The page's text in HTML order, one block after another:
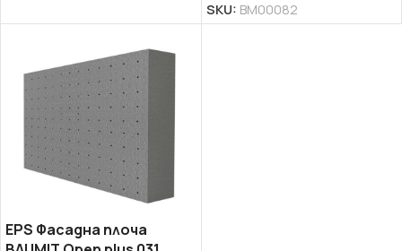
SKU: BM00082
EPS Фасадна плоча